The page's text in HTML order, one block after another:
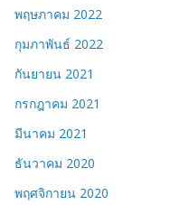
พฤษภาคม 2022
กุมภาพันธ์ 2022
กันยายน 2021
กรกฎาคม 2021
มีนาคม 2021
ธันวาคม 2020
พฤศจิกายน 2020